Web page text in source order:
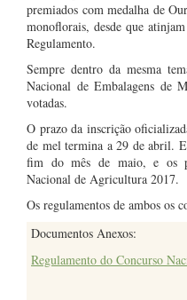
premiados com medalha de
monoflorais, desde que
Regulamento.
Sempre dentro da mesma
Nacional de Embalagens de
votadas.
O prazo da inscrição
de mel termina a 29 de abril.
fim do mês de maio, e os
Nacional de Agricultura 2017.
Os regulamentos de ambos os
Documentos Anexos:
Regulamento do Concurso